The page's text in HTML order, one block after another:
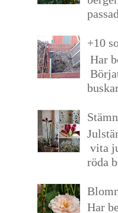
+10
Har
vita
röda
Har